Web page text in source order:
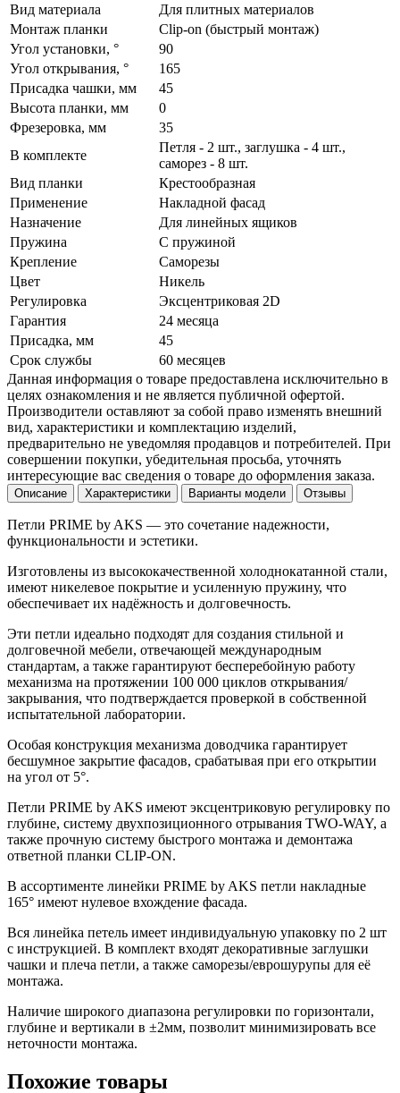
Вид материала
Для плитных материалов
Монтаж планки
Clip-on (быстрый монтаж)
Угол установки, °
90
Угол открывания, °
165
Присадка чашки, мм
45
Высота планки, мм
0
Фрезеровка, мм
35
В комплекте
Петля - 2 шт., заглушка - 4 шт.,
саморез - 8 шт.
Вид планки
Крестообразная
Применение
Накладной фасад
Назначение
Для линейных ящиков
Пружина
С пружиной
Крепление
Саморезы
Цвет
Никель
Регулировка
Эксцентриковая 2D
Гарантия
24 месяца
Присадка, мм
45
Срок службы
60 месяцев
Данная информация о товаре предоставлена исключительно в
целях ознакомления и не является публичной офертой.
Производители оставляют за собой право изменять внешний
вид, характеристики и комплектацию изделий,
предварительно не уведомляя продавцов и потребителей. При
совершении покупки, убедительная просьба, уточнять
интересующие вас сведения о товаре до оформления заказа.
Описание Характеристики Варианты модели Отзывы
Петли PRIME by AKS — это сочетание надежности,
функциональности и эстетики.
Изготовлены из высококачественной холоднокатанной стали,
имеют никелевое покрытие и усиленную пружину, что
обеспечивает их надёжность и долговечность.
Эти петли идеально подходят для создания стильной и
долговечной мебели, отвечающей международным
стандартам, а также гарантируют бесперебойную работу
механизма на протяжении 100 000 циклов открывания/
закрывания, что подтверждается проверкой в собственной
испытательной лаборатории.
Особая конструкция механизма доводчика гарантирует
бесшумное закрытие фасадов, срабатывая при его открытии
на угол от 5°.
Петли PRIME by AKS имеют эксцентриковую регулировку по
глубине, систему двухпозиционного отрывания TWO-WAY, а
также прочную систему быстрого монтажа и демонтажа
ответной планки CLIP-ON.
В ассортименте линейки PRIME by AKS петли накладные
165° имеют нулевое вхождение фасада.
Вся линейка петель имеет индивидуальную упаковку по 2 шт
с инструкцией. В комплект входят декоративные заглушки
чашки и плеча петли, а также саморезы/еврошурупы для её
монтажа.
Наличие широкого диапазона регулировки по горизонтали,
глубине и вертикали в ±2мм, позволит минимизировать все
неточности монтажа.
Похожие товары